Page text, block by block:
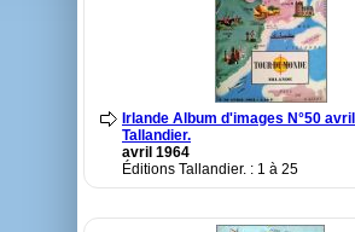
Irlande Album d'images N°50
Tallandier.
avril 1964
Éditions Tallandier. : 1 à 25